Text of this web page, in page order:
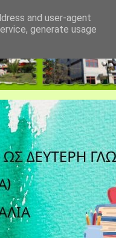
and user-agent
generate usage